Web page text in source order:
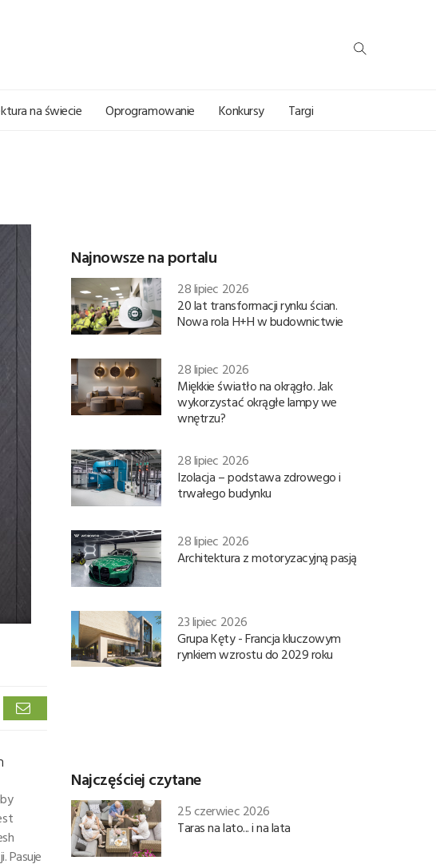
na świecie Oprogramowanie Konkursy Targi
Pasuje
Najnowsze na portalu
28 lipiec 2026
20 lat transformacji rynku ścian.
Nowa rola H+H w budownictwie
28 lipiec 2026
Miękkie światło na okrągło. Jak
wykorzystać okrągłe lampy we
wnętrzu?
28 lipiec 2026
Izolacja – podstawa zdrowego i
trwałego budynku
28 lipiec 2026
Architektura z motoryzacyjną pasją
23 lipiec 2026
Grupa Kęty - Francja kluczowym
rynkiem wzrostu do 2029 roku
Najczęściej czytane
25 czerwiec 2026
Taras na lato... i na lata